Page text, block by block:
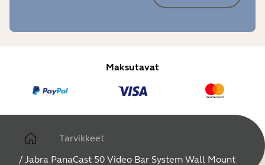
Maksutavat
Tarvikkeet
/ Jabra PanaCast 50 Video Bar System Wall Mount